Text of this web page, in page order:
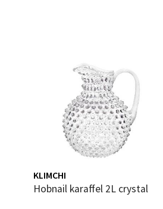
KLIMCHI
Hobnail karaffel 2L crystal